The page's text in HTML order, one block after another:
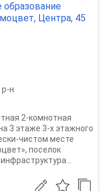
образование
Центра, 45
н
2-комнотная
3 этаже 3-х этажного
чистом месте
поселок